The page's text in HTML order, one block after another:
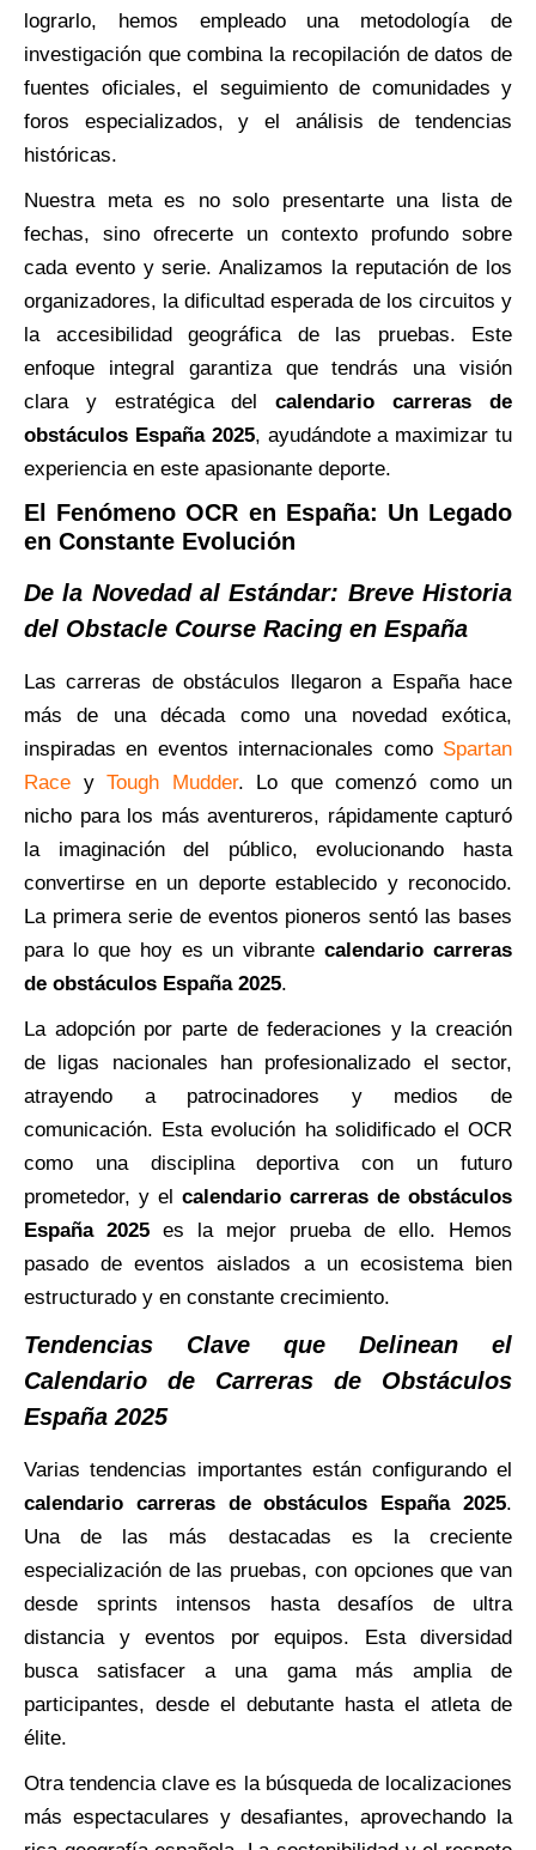
lograrlo, hemos empleado una metodología de
investigación que combina la recopilación de datos de
fuentes oficiales, el seguimiento de comunidades y
foros especializados, y el análisis de tendencias
históricas.
Nuestra meta es no solo presentarte una lista de
fechas, sino ofrecerte un contexto profundo sobre
cada evento y serie. Analizamos la reputación de los
organizadores, la dificultad esperada de los circuitos y
la accesibilidad geográfica de las pruebas. Este
enfoque integral garantiza que tendrás una visión
clara y estratégica delcalendario carreras de
obstáculos España 2025, ayudándote a maximizar tu
experiencia en este apasionante deporte.
El Fenómeno OCR en España: Un Legado
en Constante Evolución
De la Novedad al Estándar: Breve Historia
del Obstacle Course Racing en España
Las carreras de obstáculos llegaron a España hace
más de una década como una novedad exótica,
inspiradas en eventos internacionales como Spartan
Race y Tough Mudder. Lo que comenzó como un
nicho para los más aventureros, rápidamente capturó
la imaginación del público, evolucionando hasta
convertirse en un deporte establecido y reconocido.
La primera serie de eventos pioneros sentó las bases
para lo que hoy es un vibrantecalendario carreras
de obstáculos España 2025.
La adopción por parte de federaciones y la creación
de ligas nacionales han profesionalizado el sector,
atrayendo a patrocinadores y medios de
comunicación. Esta evolución ha solidificado el OCR
como una disciplina deportiva con un futuro
prometedor, y el calendario carreras de obstáculos
España 2025 es la mejor prueba de ello. Hemos
pasado de eventos aislados a un ecosistema bien
estructurado y en constante crecimiento.
Tendencias Clave que Delinean el
Calendario de Carreras de Obstáculos
España 2025
Varias tendencias importantes están configurando el
calendario carreras de obstáculos España 2025.
Una de las más destacadas es la creciente
especialización de las pruebas, con opciones que van
desde sprints intensos hasta desafíos de ultra
distancia y eventos por equipos. Esta diversidad
busca satisfacer a una gama más amplia de
participantes, desde el debutante hasta el atleta de
élite.
Otra tendencia clave es la búsqueda de localizaciones
más espectaculares y desafiantes, aprovechando la